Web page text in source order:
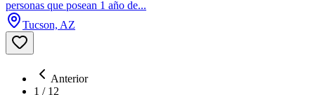
personas que posean 1 año de...
Tucson, AZ
Anterior
1 / 12